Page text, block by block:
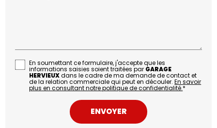
En soumettant ce formulaire, j'accepte que les
informations saisies soient traitées par GARAGE
HERVIEUXdans le cadre de ma demande de contact et
de la relation commerciale qui peut en découler.En savoir
plus en consultant notre politique de confidentialité.*